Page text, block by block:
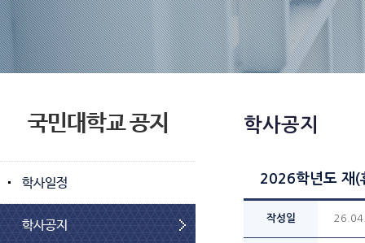
국민대학교 공지
학사일정
학사공지
학사공지
2026학년도 재(
작성일